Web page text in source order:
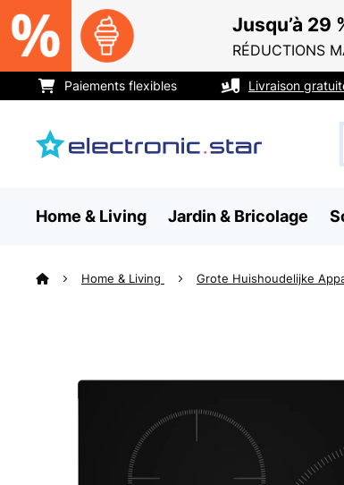
Jusqu’à 29
RÉDUCTIONS
Paiements flexibles Livraison
Home & Living Jardin & Bricolage
Home & Living Grote Huishoudelijke